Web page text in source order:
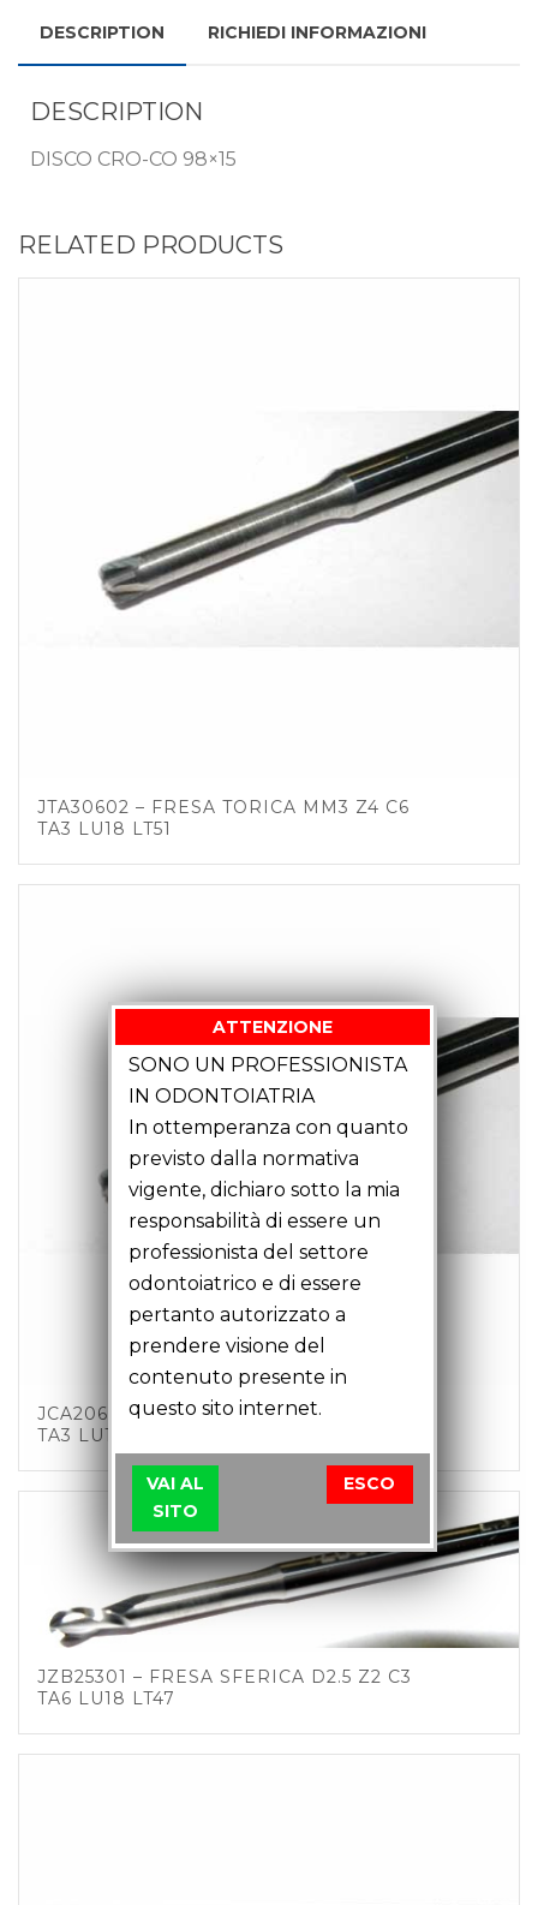
DESCRIPTION RICHIEDI INFORMAZIONI
DESCRIPTION
DISCO CRO-CO 98×15
RELATED PRODUCTS
JTA30602 – FRESA TORICA MM3 Z4 C6
TA3 LU18 LT51
JCA20601 – FRESA TORICA MM2 Z4 C6
TA3 LU12 LT51
JZB25301 – FRESA SFERICA D2.5 Z2 C3
TA6 LU18 LT47
ATTENZIONE
SONO UN PROFESSIONISTA
IN ODONTOIATRIA
In ottemperanza con quanto
previsto dalla normativa
vigente, dichiaro sotto la mia
responsabilità di essere un
professionista del settore
odontoiatrico e di essere
pertanto autorizzato a
prendere visione del
contenuto presente in
questo sito internet.
VAI AL
SITO
ESCO